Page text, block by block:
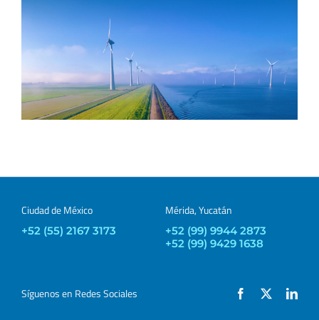
Ciudad de México
+52 (55) 2167 3173
Mérida, Yucatán
+52 (99) 9944 2873
+52 (99) 9429 1638
Síguenos en Redes Sociales